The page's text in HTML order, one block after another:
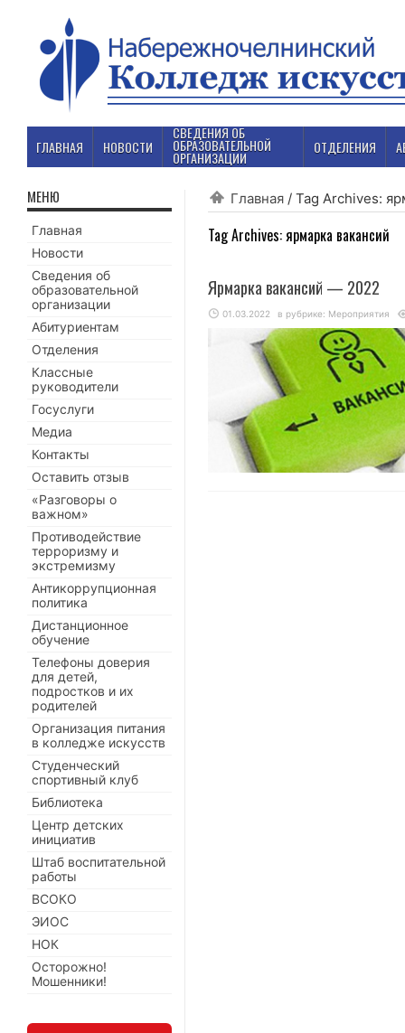
ГЛАВНАЯ НОВОСТИ
СВЕДЕНИЯ ОБ
ОБРАЗОВАТЕЛЬНОЙ
ОРГАНИЗАЦИИ
ОТДЕЛЕНИЯ
Главная / Tag Archives:
Tag Archives:ярмарка вакансий
Ярмарка вакансий — 2022
01.03.2022 в рубрике: Мероприятия
МЕНЮ
Главная
Новости
Сведения об
образовательной
организации
Абитуриентам
Отделения
Классные
руководители
Госуслуги
Медиа
Контакты
Оставить отзыв
«Разговоры о
важном»
Противодействие
терроризму и
экстремизму
Антикоррупционная
политика
Дистанционное
обучение
Телефоны доверия
для детей,
подростков и их
родителей
Организация питания
в колледже искусств
Студенческий
спортивный клуб
Библиотека
Центр детских
инициатив
Штаб воспитательной
работы
ВСОКО
ЭИОС
НОК
Осторожно!
Мошенники!